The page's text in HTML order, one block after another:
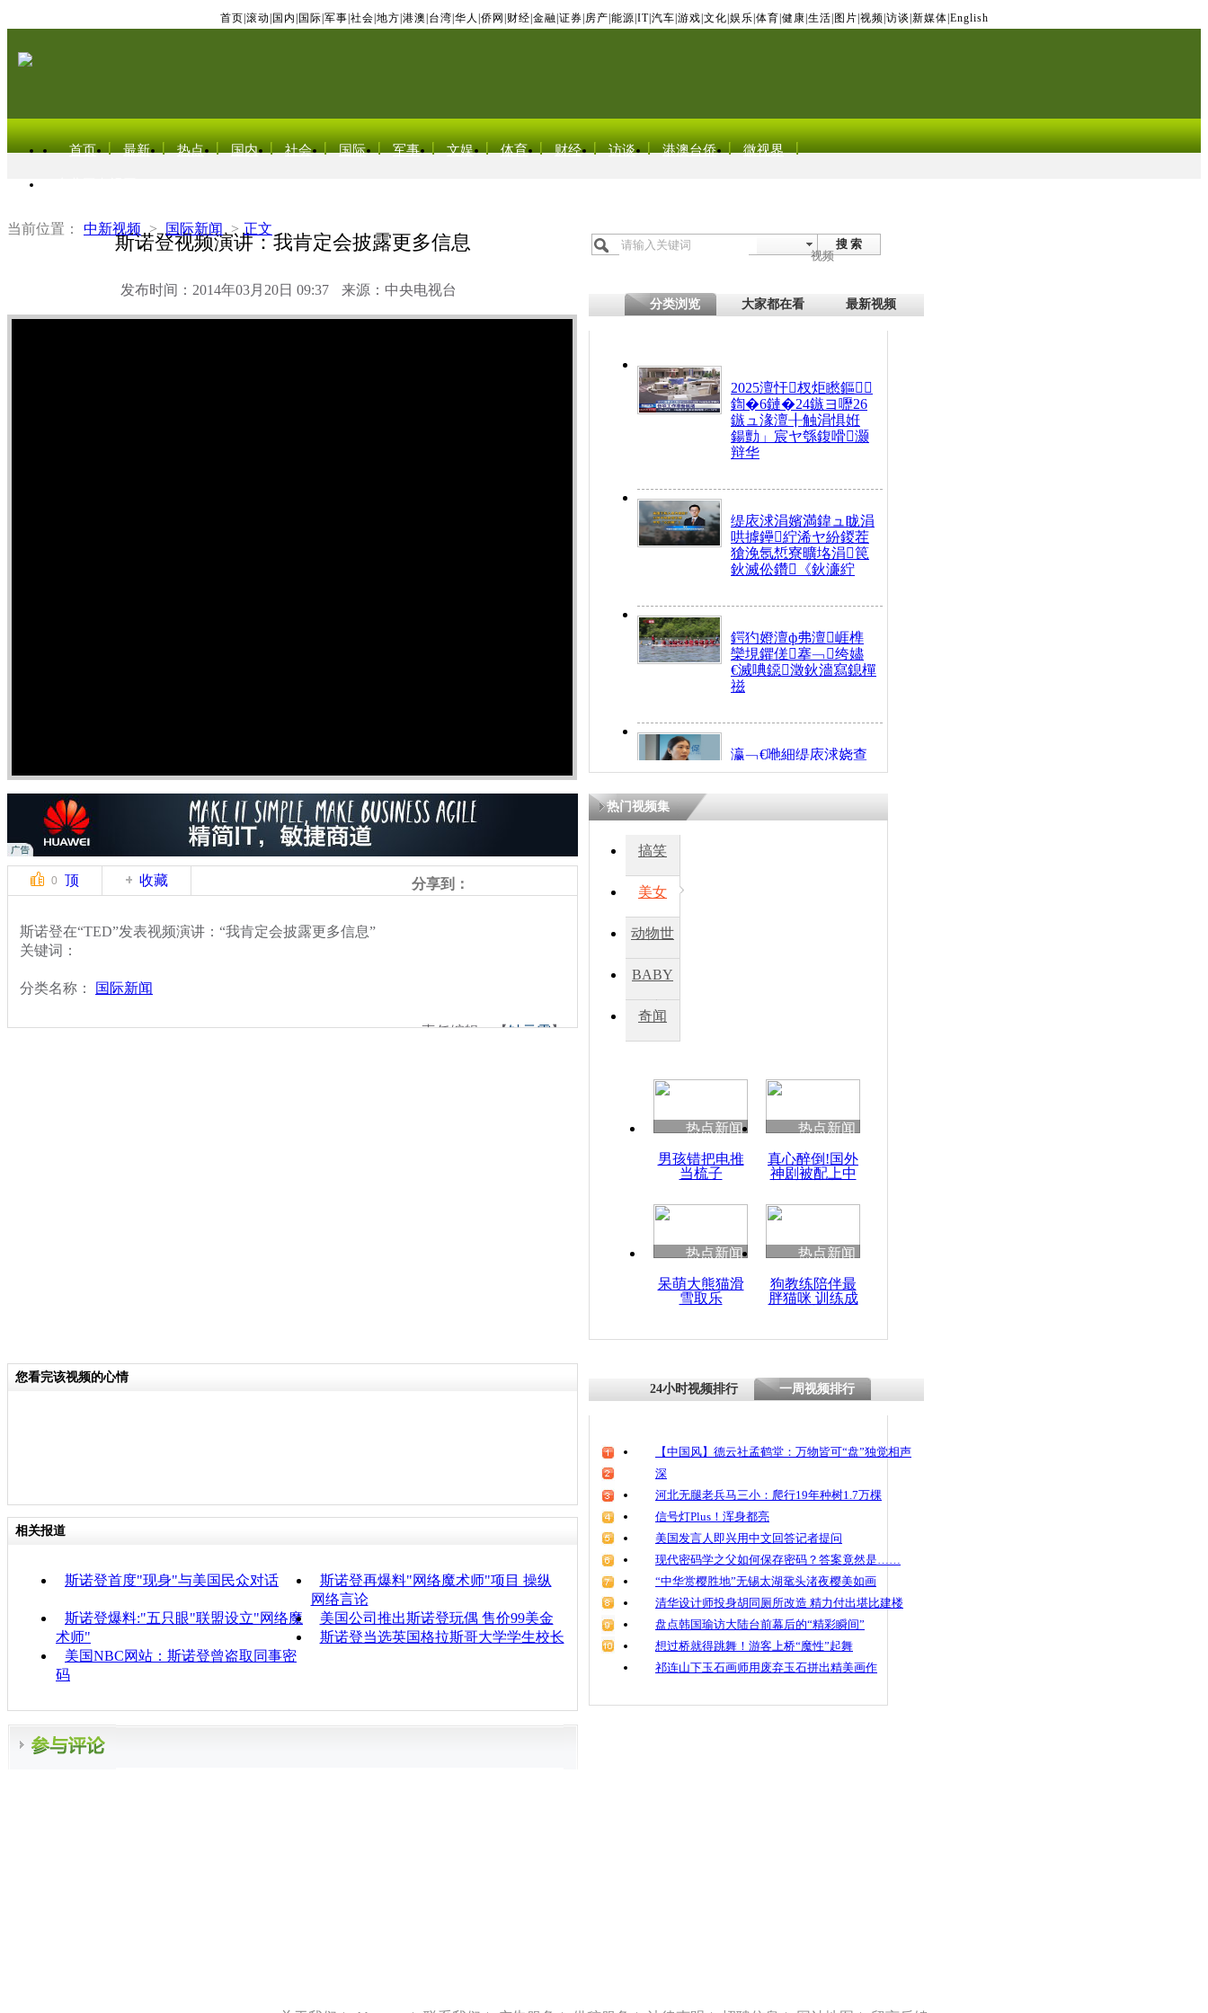
首页 滚动 国内 国际 军事 社会 地方 港澳 台湾 华人 侨网 财经 金融 证券 房产 能源 IT| 汽车 游戏 文化 娱乐 体育 健康 生活 图片 视频 访谈 新媒体 English
首页 最新 热点 国内 社会 国际 军事 文娱 体育 财经 访谈 港澳台侨 微视界
当前位置： 中新视频 > 国际新闻 > 正文
斯诺登视频演讲：我肯定会披露更多信息
发布时间：2014年03月20日 09:37 来源：中央电视台
搜 索
视频
分类浏览 大家都在看 最新视频
2025澶忓杈炬矁鏂
鍧�6鏈�24鏃ヨ嚦26
鏃ュ湪澶╂触涓惧姙
鍚勯」宸ヤ綔鍑嗗灏
辩华
缇庡浗涓嬪満鍏ュ眬涓
哄摢鑸紵浠ヤ紛鍐茬
獊浼氬惁寮曠垎涓笢
鈥滅伀鑽《鈥濓紵
鍔犳嬁澶ф弗澶崕榫
欒垷鑺傞搴﹁绔嬧
€滅唺鐚澂鈥濇寫鎴樿
禌
瀛﹁€咃細缇庡浗娆查
€间笢鍗椾簹涓庝腑鍥
熷悎浣� 涓ㄥ浗闄呰
0 顶 收藏 分享到：
斯诺登在“TED”发表视频演讲：“我肯定会披露更多信息”
关键词：
分类名称： 国际新闻
责任编辑：【钟元霞】
热门视频集
搞笑
美女
动物世
BABY
秀
奇闻
热点新闻
男孩错把电推
当梳子
热点新闻
真心醉倒!国外
神剧被配上中
热点新闻
呆萌大熊猫滑
雪取乐
热点新闻
狗教练陪伴最
胖猫咪 训练成
您看完该视频的心情
相关报道
斯诺登首度"现身"与美国民众对话
斯诺登再爆料"网络魔术师"项目 操纵
网络言论
斯诺登爆料:"五只眼"联盟设立"网络魔
术师"
美国公司推出斯诺登玩偶 售价99美金
斯诺登当选英国格拉斯哥大学学生校长
美国NBC网站：斯诺登曾盗取同事密
码
24小时视频排行 一周视频排行
【中国风】德云社孟鹤堂：万物皆可“盘”独觉相声
深
河北无腿老兵马三小：爬行19年种树1.7万棵
信号灯Plus！浑身都亮
美国发言人即兴用中文回答记者提问
现代密码学之父如何保存密码？答案竟然是……
“中华赏樱胜地”无锡太湖鼋头渚夜樱美如画
清华设计师投身胡同厕所改造 精力付出堪比建楼
盘点韩国瑜访大陆台前幕后的“精彩瞬间”
想过桥就得跳舞！游客上桥“魔性”起舞
祁连山下玉石画师用废弃玉石拼出精美画作